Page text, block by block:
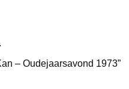
– Oudejaarsavond 1973”